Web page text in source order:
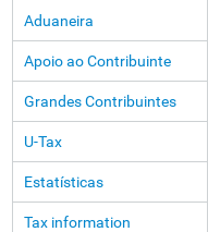
Aduaneira
Apoio ao Contribuinte
Grandes Contribuintes
U-Tax
Estatísticas
Tax information